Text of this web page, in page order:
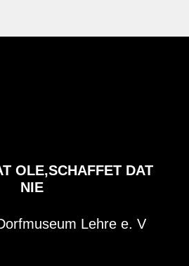
OLE,SCHAFFET DAT
NIE
Lehre e. V